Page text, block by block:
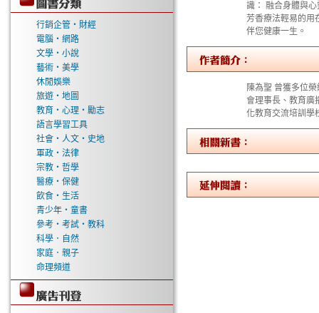
行銷企管‧財經
電腦‧網路
文學‧小說
藝術‧美學
休閒娛樂
旅遊‧地圖
教育‧心理‧勵志
語言學習工具
社會‧人文‧史地
軍政‧法律
宗教‧哲學
醫療‧保健
飲食‧生活
青少年‧童書
參考‧考試‧教科
科學．自然
家庭．親子
命理頻道
識： 融合身體與
芳香療法輕易的
伴您健康一生。
陳為聖 曾獲多位
會理事長、教育廣
化教育交流培訓學